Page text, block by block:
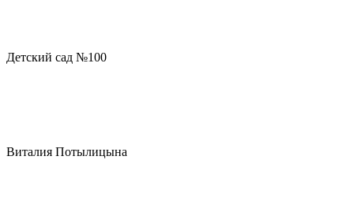
Детский сад №100
Виталия Потылицына